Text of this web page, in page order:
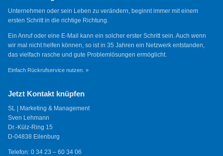
Unternehmen oder sein Leben zu verändern, beginnt immer mit einem
ersten Schritt in die richtige Richtung.
Ein Anruf oder eine E-Mail kann ein solcher erster Schritt sein. Auch wenn
wir mal nicht helfen können, so ist in 35 Jahren ein Netzwerk entstanden,
das vielfach rasche und gute Problemlösungen ermöglicht.
Einfach Rückrufservice nutzen. »
Jetzt Kontakt knüpfen
SL | Marketing & Management
Sven Lehmann
Dr.-Külz-Ring 15
D-04838 Eilenburg
Telefon: 0 34 23 – 60 34 06